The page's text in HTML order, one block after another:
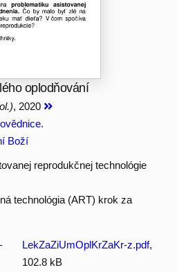
oplodňování
, 2020
Boží
reprodukčnej technológie
technológia (ART) krok za
LekZaZiUmOplKrZaKr-z.pdf,
102.8 kB